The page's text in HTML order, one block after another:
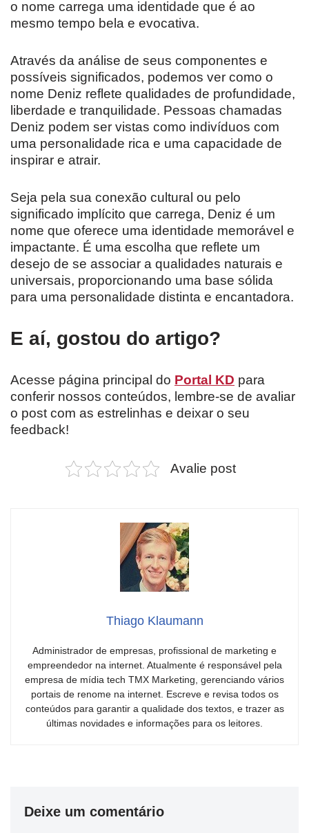
o nome carrega uma identidade que é ao
mesmo tempo bela e evocativa.
Através da análise de seus componentes e
possíveis significados, podemos ver como o
nome Deniz reflete qualidades de profundidade,
liberdade e tranquilidade. Pessoas chamadas
Deniz podem ser vistas como indivíduos com
uma personalidade rica e uma capacidade de
inspirar e atrair.
Seja pela sua conexão cultural ou pelo
significado implícito que carrega, Deniz é um
nome que oferece uma identidade memorável e
impactante. É uma escolha que reflete um
desejo de se associar a qualidades naturais e
universais, proporcionando uma base sólida
para uma personalidade distinta e encantadora.
E aí, gostou do artigo?
Acesse página principal do Portal KD para
conferir nossos conteúdos, lembre-se de avaliar
o post com as estrelinhas e deixar o seu
feedback!
Avalie post
Thiago Klaumann
Administrador de empresas, profissional de marketing e
empreendedor na internet. Atualmente é responsável pela
empresa de mídia tech TMX Marketing, gerenciando vários
portais de renome na internet. Escreve e revisa todos os
conteúdos para garantir a qualidade dos textos, e trazer as
últimas novidades e informações para os leitores.
Deixe um comentário